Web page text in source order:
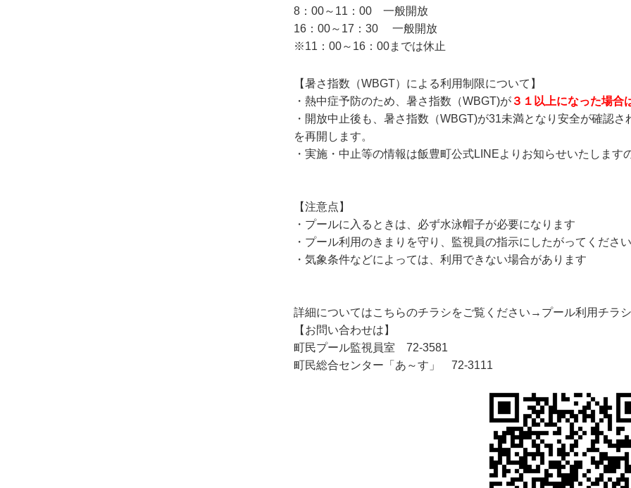
8：00～11：00 一般開放
16：00～17：30 一般開放
※11：00～16：00までは休止
【暑さ指数（WBGT）による利用制限について】
・熱中症予防のため、暑さ指数（WBGT)が ３１以上になった場合
・開放中止後も、暑さ指数（WBGT)が31未満となり安全が確認
を再開します。
・実施・中止等の情報は飯豊町公式LINEよりお知らせいたします
【注意点】
・プールに入るときは、必ず水泳帽子が必要になります
・プール利用のきまりを守り、監視員の指示にしたがってください
・気象条件などによっては、利用できない場合があります
詳細についてはこちらのチラシをご覧ください→ プール利用チラシ
【お問い合わせは】
町民プール監視員室 72-3581
町民総合センター「あ～す」 72-3111